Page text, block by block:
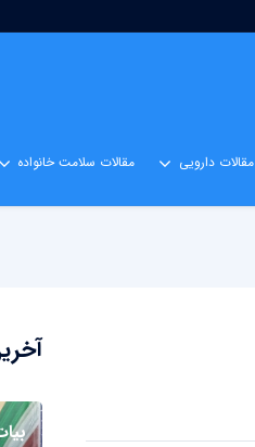
مقالات دارویی مقالات سلامت خانواده